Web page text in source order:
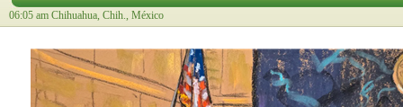
06:05 am Chihuahua, Chih., México